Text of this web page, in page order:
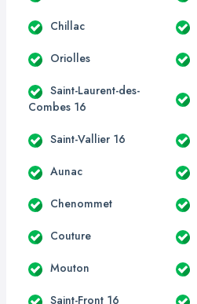
Chillac
Oriolles
Saint-Laurent-des-
Combes 16
Saint-Vallier 16
Aunac
Chenommet
Couture
Mouton
Saint-Front 16